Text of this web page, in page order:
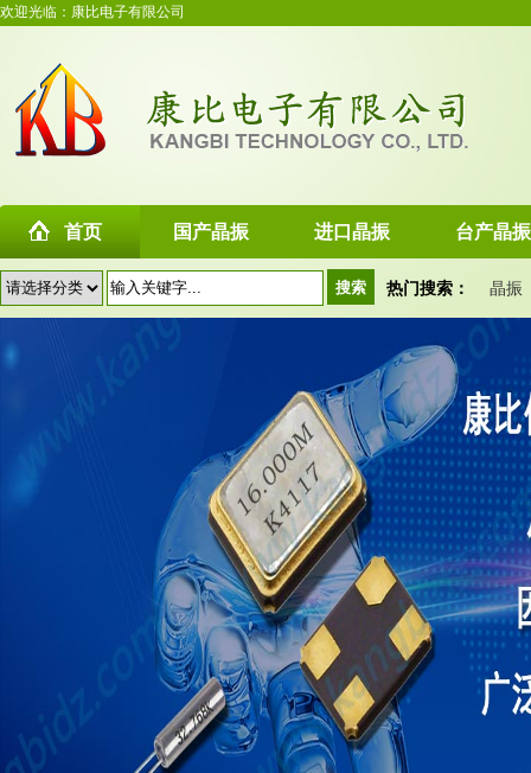
欢迎光临：康比电子有限公司
首页 国产晶振 进口晶振 台产晶振
热门搜索： 晶振